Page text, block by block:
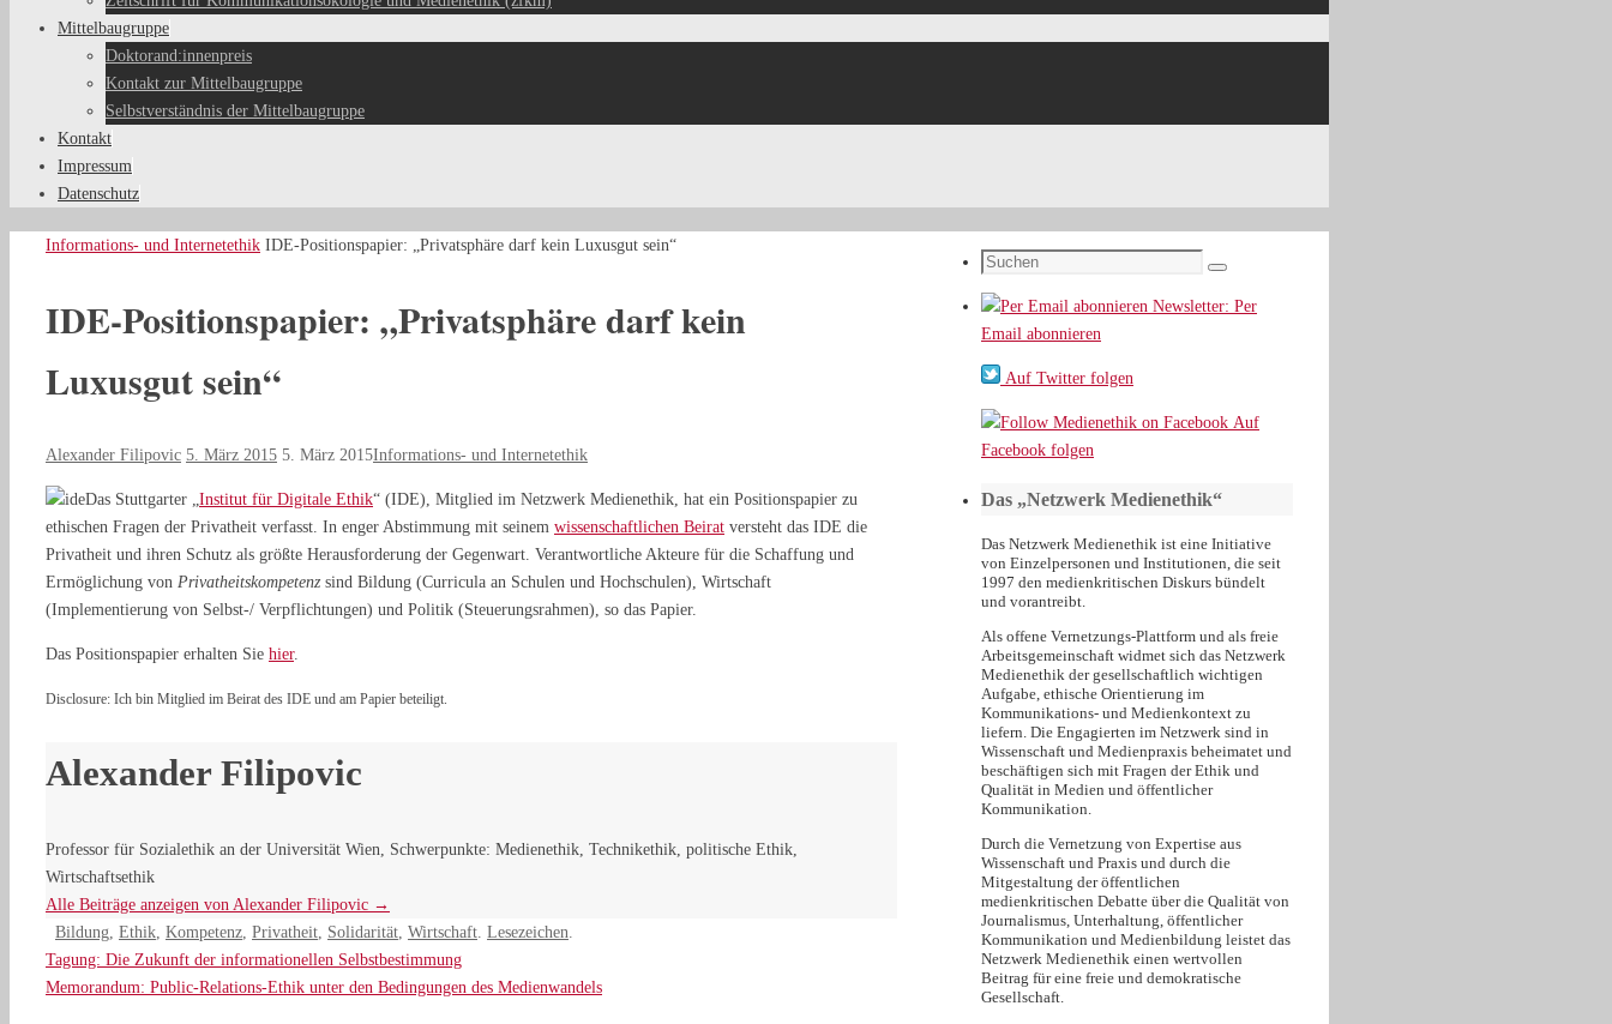
Mittelbaugruppe
Doktorand:innenpreis
Kontakt zur Mittelbaugruppe
Selbstverständnis der Mittelbaugruppe
Kontakt
Impressum
Datenschutz
Start
Informations- und Internetethik IDE-Positionspapier: „Privatsphäre darf kein Luxusgut sein“
IDE-Positionspapier: „Privatsphäre darf kein
Luxusgut sein“
Alexander Filipovic 5. März 2015 5. März 2015Informations- und Internetethik
Das Stuttgarter „ Institut für Digitale Ethik“ (IDE), Mitglied im Netzwerk Medienethik, hat ein Positionspapier zu
ethischen Fragen der Privatheit verfasst. In enger Abstimmung mit seinem wissenschaftlichen Beirat versteht das IDE die
Privatheit und ihren Schutz als größte Herausforderung der Gegenwart. Verantwortliche Akteure für die Schaffung und
Ermöglichung von Privatheitskompetenz sind Bildung (Curricula an Schulen und Hochschulen), Wirtschaft
(Implementierung von Selbst‐/ Verpflichtungen) und Politik (Steuerungsrahmen), so das Papier.
Das Positionspapier erhalten Sie hier.
Disclosure: Ich bin Mitglied im Beirat des IDE und am Papier beteiligt.
Alexander Filipovic
Professor für Sozialethik an der Universität Wien, Schwerpunkte: Medienethik, Technikethik, politische Ethik,
Wirtschaftsethik
Alle Beiträge anzeigen von Alexander Filipovic →
Bildung Ethik Kompetenz Privatheit Solidarität Wirtschaft Lesezeichen
Tagung: Die Zukunft der informationellen Selbstbestimmung
Memorandum: Public-Relations-Ethik unter den Bedingungen des Medienwandels
Suchen
nach:
Suchen
Newsletter: Per
Email abonnieren
Auf Twitter folgen
Auf
Facebook folgen
Das „Netzwerk Medienethik“
Das Netzwerk Medienethik ist eine Initiative
von Einzelpersonen und Institutionen, die seit
1997 den medienkritischen Diskurs bündelt
und vorantreibt.
Als offene Vernetzungs-Plattform und als freie
Arbeitsgemeinschaft widmet sich das Netzwerk
Medienethik der gesellschaftlich wichtigen
Aufgabe, ethische Orientierung im
Kommunikations- und Medienkontext zu
liefern. Die Engagierten im Netzwerk sind in
Wissenschaft und Medienpraxis beheimatet und
beschäftigen sich mit Fragen der Ethik und
Qualität in Medien und öffentlicher
Kommunikation.
Durch die Vernetzung von Expertise aus
Wissenschaft und Praxis und durch die
Mitgestaltung der öffentlichen
medienkritischen Debatte über die Qualität von
Journalismus, Unterhaltung, öffentlicher
Kommunikation und Medienbildung leistet das
Netzwerk Medienethik einen wertvollen
Beitrag für eine freie und demokratische
Gesellschaft.